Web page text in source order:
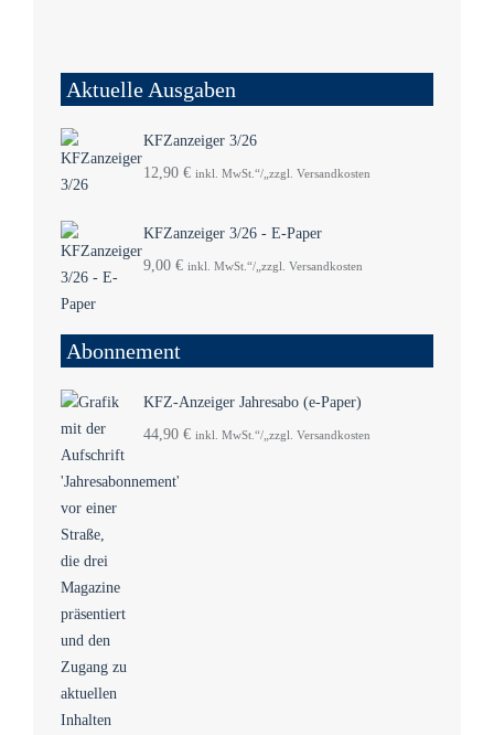
Aktuelle Ausgaben
KFZanzeiger 3/26
12,90 € inkl. MwSt.“/„zzgl. Versandkosten
KFZanzeiger 3/26 - E-Paper
9,00 € inkl. MwSt.“/„zzgl. Versandkosten
Abonnement
KFZ-Anzeiger Jahresabo (e-Paper)
44,90 € inkl. MwSt.“/„zzgl. Versandkosten